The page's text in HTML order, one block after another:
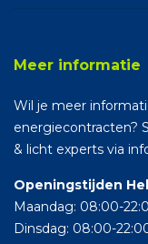
Meer informatie
Wil je meer
energiecontracten?
& licht experts via
Openingstijden
Maandag: 08:00-
Dinsdag: 08:00-